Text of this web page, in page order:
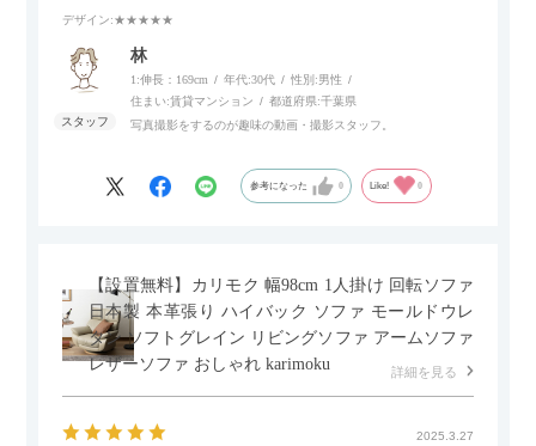
個人的にはコードレス＆充電式なので、コンセントの場所を気
にせず、好きな場所に置けるのが画期的に感じました。
デザイン:★★★★★
林
1:伸長：169cm 年代:30代 性別:男性
住まい:賃貸マンション 都道府県:千葉県
写真撮影をするのが趣味の動画・撮影スタッフ。
参考になった 0 Like! 0
【設置無料】カリモク 幅98cm 1人掛け 回転ソファ
日本製 本革張り ハイバック ソファ モールドウレ
タン ソフトグレイン リビングソファ アームソファ
レザーソファ おしゃれ karimoku
詳細を見る
2025.3.27